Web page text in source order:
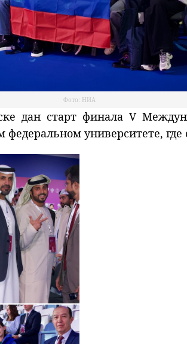
Фото: НИА
старт финала V
университете, где